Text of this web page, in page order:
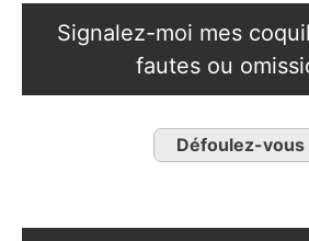
Signalez-moi mes
fautes ou
Défoulez-vous